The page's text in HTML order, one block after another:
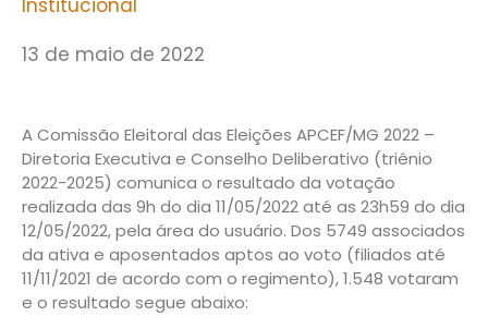
Institucional
13 de maio de 2022
A Comissão Eleitoral das Eleições APCEF/MG 2022 –
Diretoria Executiva e Conselho Deliberativo (triênio
2022-2025) comunica o resultado da votação
realizada das 9h do dia 11/05/2022 até as 23h59 do dia
12/05/2022, pela área do usuário. Dos 5749 associados
da ativa e aposentados aptos ao voto (filiados até
11/11/2021 de acordo com o regimento), 1.548 votaram
e o resultado segue abaixo: